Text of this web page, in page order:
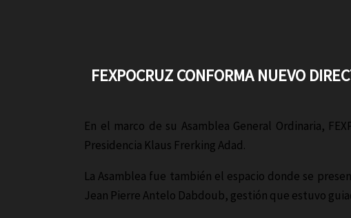
FEXPOCRUZ CONFORMA NUEVO
En el marco de su Asamblea General Ordinaria,
Presidencia Klaus Frerking Adad.
La Asamblea fue también el espacio donde se
Jean Pierre Antelo Dabdoub, gestión que estuvo